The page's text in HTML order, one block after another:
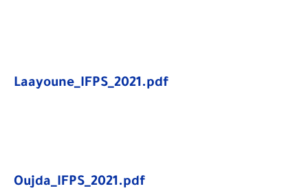
Laayoune_IFPS_2021.pdf
Oujda_IFPS_2021.pdf